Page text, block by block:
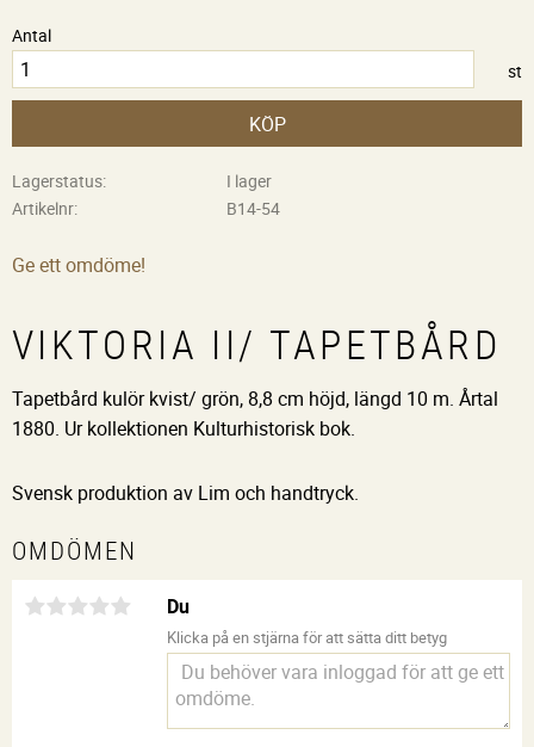
Antal
st
KÖP
Lagerstatus
I lager
Artikelnr
B14-54
Ge ett omdöme!
VIKTORIA II/ TAPETBÅRD
Tapetbård kulör kvist/ grön, 8,8 cm höjd, längd 10 m. Årtal
1880. Ur kollektionen Kulturhistorisk bok.
Svensk produktion av Lim och handtryck.
OMDÖMEN
Du
Klicka på en stjärna för att sätta ditt betyg